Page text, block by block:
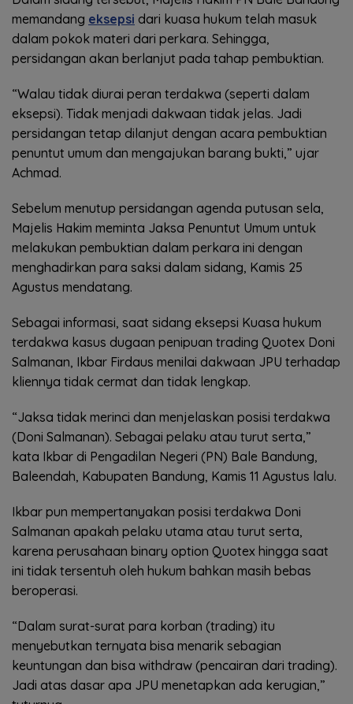
memandang eksepsi dari kuasa hukum telah masuk
dalam pokok materi dari perkara. Sehingga,
persidangan akan berlanjut pada tahap pembuktian.
“Walau tidak diurai peran terdakwa (seperti dalam
eksepsi). Tidak menjadi dakwaan tidak jelas. Jadi
persidangan tetap dilanjut dengan acara pembuktian
penuntut umum dan mengajukan barang bukti,” ujar
Achmad.
Sebelum menutup persidangan agenda putusan sela,
Majelis Hakim meminta Jaksa Penuntut Umum untuk
melakukan pembuktian dalam perkara ini dengan
menghadirkan para saksi dalam sidang, Kamis 25
Agustus mendatang.
Sebagai informasi, saat sidang eksepsi Kuasa hukum
terdakwa kasus dugaan penipuan trading Quotex Doni
Salmanan, Ikbar Firdaus menilai dakwaan JPU terhadap
kliennya tidak cermat dan tidak lengkap.
“Jaksa tidak merinci dan menjelaskan posisi terdakwa
(Doni Salmanan). Sebagai pelaku atau turut serta,”
kata Ikbar di Pengadilan Negeri (PN) Bale Bandung,
Baleendah, Kabupaten Bandung, Kamis 11 Agustus lalu.
Ikbar pun mempertanyakan posisi terdakwa Doni
Salmanan apakah pelaku utama atau turut serta,
karena perusahaan binary option Quotex hingga saat
ini tidak tersentuh oleh hukum bahkan masih bebas
beroperasi.
“Dalam surat-surat para korban (trading) itu
menyebutkan ternyata bisa menarik sebagian
keuntungan dan bisa withdraw (pencairan dari trading).
Jadi atas dasar apa JPU menetapkan ada kerugian,”